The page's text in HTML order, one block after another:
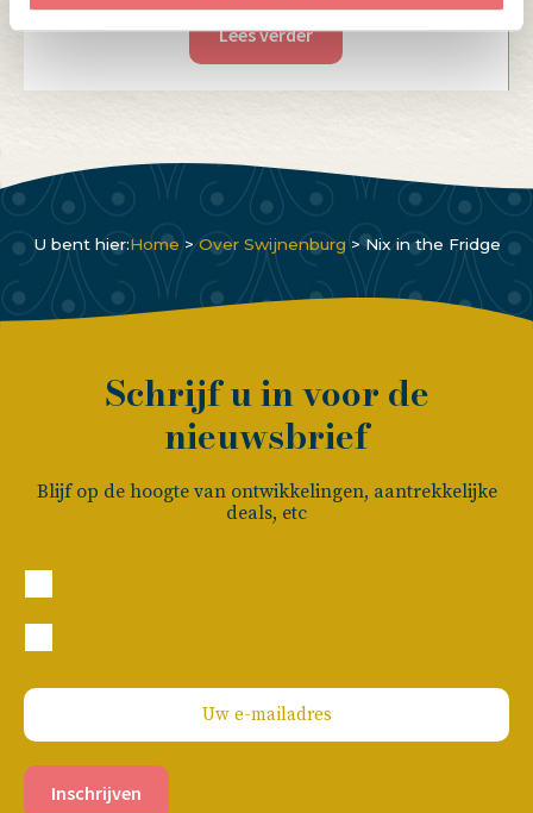
Lees verder
U bent hier:Home > Over Swijnenburg > Nix in the Fridge
Schrijf u in voor de
nieuwsbrief
Blijf op de hoogte van ontwikkelingen, aantrekkelijke
deals, etc
Inschrijven